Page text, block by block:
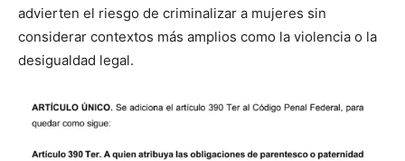
advierten el riesgo de criminalizar a mujeres sin
considerar contextos más amplios como la violencia o la
desigualdad legal.